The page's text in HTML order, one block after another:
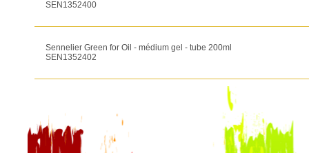
SEN1352400
Sennelier Green for Oil - médium gel - tube 200ml
SEN1352402